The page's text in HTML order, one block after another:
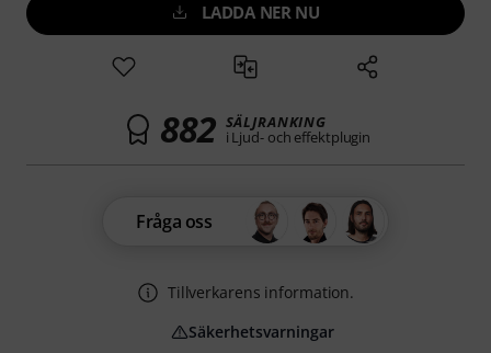
LADDA NER NU
882 SÄLJRANKING
i Ljud- och effektplugin
Fråga oss
Tillverkarens information.
Säkerhetsvarningar